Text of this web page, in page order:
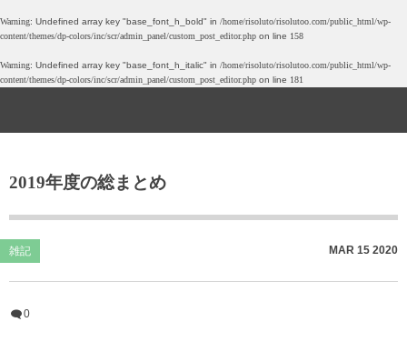
Warning: Undefined array key "base_font_h_bold" in /home/risoluto/risolutoo.com/public_html/wp-
content/themes/dp-colors/inc/scr/admin_panel/custom_post_editor.php on line 158
Warning: Undefined array key "base_font_h_italic" in /home/risoluto/risolutoo.com/public_html/wp-
content/themes/dp-colors/inc/scr/admin_panel/custom_post_editor.php on line 181
2019年度の総まとめ
雑記 MAR 15 2020
0
旧ブログrewrite
Private Gallery
ボードゲーム